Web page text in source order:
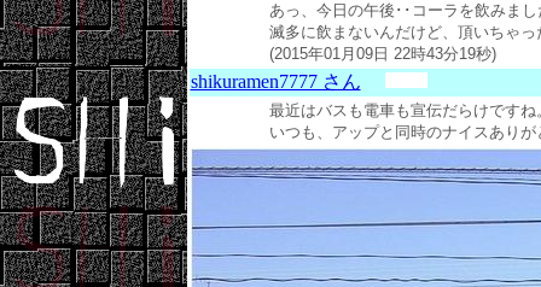
あっ、今日の午後･･コーラを飲みまし
滅多に飲まないんだけど、頂いちゃ
(2015年01月09日 22時43分19秒)
shikuramen7777 さん
最近はバスも電車も宣伝だらけですね
いつも、アップと同時のナイスあり